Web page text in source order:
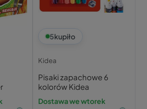
5kupiło
Kidea
Pisaki zapachowe 6
kolorów Kidea
Dostawa we wtorek